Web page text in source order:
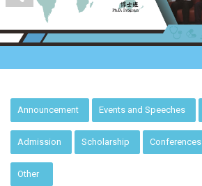
Announcement Events and Speeches
Admission Scholarship Conferences
Other